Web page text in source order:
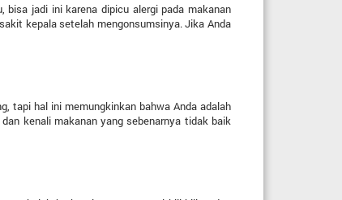
jadi ini karena dipicu alergi pada makanan
kepala setelah mengonsumsinya. Jika Anda
tapi hal ini memungkinkan bahwa Anda adalah
kenali makanan yang sebenarnya tidak baik